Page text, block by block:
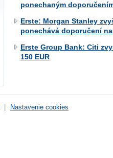
ponechaným
Erste: Morgan Stanley
ponechává doporučení
Erste Group Bank: Citi
150 EUR
Nastavenie cookies